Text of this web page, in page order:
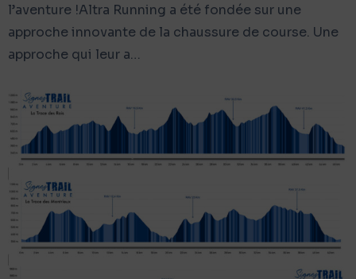
l’aventure !Altra Running a été fondée sur une
approche innovante de la chaussure de course. Une
approche qui leur a…